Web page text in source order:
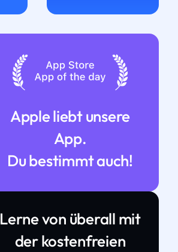
Apple liebt unsere
App.
Du bestimmt auch!
Lerne von überall mit
der kostenfreien